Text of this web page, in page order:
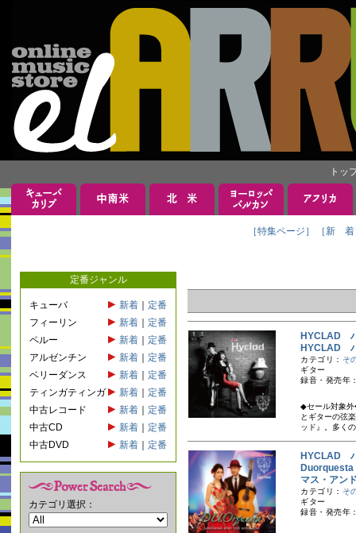
トッ
［特集ページ］ ［新 着
定番ジャンル
キューバ 新着
定番
フィーリン
新着
定番
ペルー
新着
定番
アルゼンチン
新着
定番
ベリーダンス
新着
定番
ティンガティンガ
新着
定番
中古レコード
新着
定番
中古CD
新着
定番
中古DVD
新着 定番
カテゴリ選択：
HYCLAD
HYCLAD
カテゴリ： そ
ギター
録音・発売年
◆セール対象外
とギターの弦
ッド』。多く
HYCLAD
マス・アン
カテゴリ： そ
ギター
録音・発売年